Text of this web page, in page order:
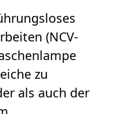
(NCV-
zu
als auch der